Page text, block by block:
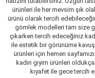
ürünleri ile her mevsim şık
ürünü olarak tercih
gömlek modelleri tam size
çıkarken tercih edeceğiniz
ile estetik bir görünüme
ürünleri için hemen
kadın giyim ürünleri
kıyafet ile gece tercih